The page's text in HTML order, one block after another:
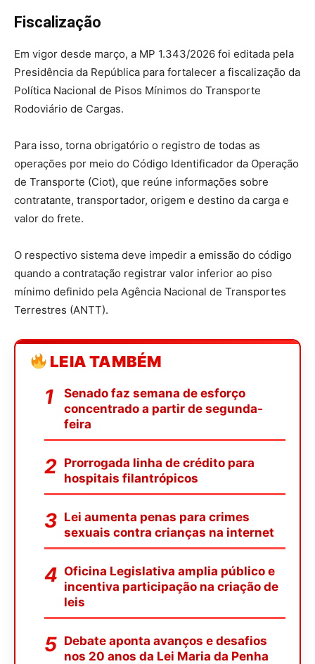
Fiscalização
Em vigor desde março, a MP 1.343/2026 foi editada pela
Presidência da República para fortalecer a fiscalização da
Política Nacional de Pisos Mínimos do Transporte
Rodoviário de Cargas.
Para isso, torna obrigatório o registro de todas as
operações por meio do Código Identificador da Operação
de Transporte (Ciot), que reúne informações sobre
contratante, transportador, origem e destino da carga e
valor do frete.
O respectivo sistema deve impedir a emissão do código
quando a contratação registrar valor inferior ao piso
mínimo definido pela Agência Nacional de Transportes
Terrestres (ANTT).
LEIA TAMBÉM
Senado faz semana de esforço
concentrado a partir de segunda-
feira
Prorrogada linha de crédito para
hospitais filantrópicos
Lei aumenta penas para crimes
sexuais contra crianças na internet
Oficina Legislativa amplia público e
incentiva participação na criação de
leis
Debate aponta avanços e desafios
nos 20 anos da Lei Maria da Penha